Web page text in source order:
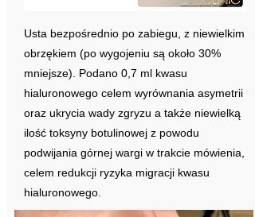
Usta bezpośrednio po zabiegu, z niewielkim
obrzękiem (po wygojeniu są około 30%
mniejsze). Podano 0,7 ml kwasu
hialuronowego celem wyrównania asymetrii
oraz ukrycia wady zgryzu a także niewielką
ilość toksyny botulinowej z powodu
podwijania górnej wargi w trakcie mówienia,
celem redukcji ryzyka migracji kwasu
hialuronowego.